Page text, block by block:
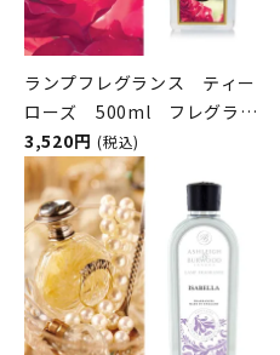
ランプフレグランス ティー
ローズ 500ml フレグラン
スランプ用オイル
ASHLEIGH&BURWOOD（ア
シュレイアンドバーウッド）
3,520円 (税込)